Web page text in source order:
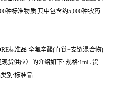
种标准物质,其中包含约5,000种农药
标准品 全氟辛酸(直链+支链混合物)
货供应）的介绍如下: 规格:1mL 货
别:标准品